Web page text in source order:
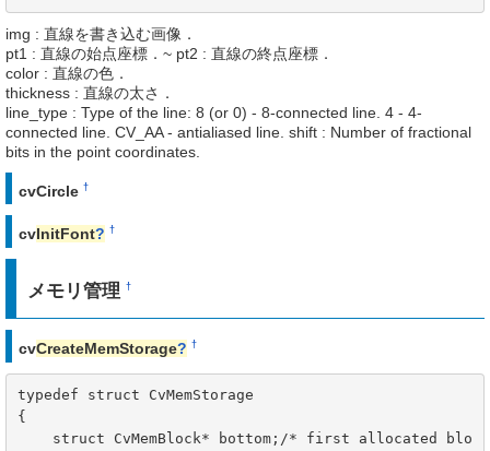
img : 直線を書き込む画像．
pt1 : 直線の始点座標．~ pt2 : 直線の終点座標．
color : 直線の色．
thickness : 直線の太さ．
line_type : Type of the line: 8 (or 0) - 8-connected line. 4 - 4-
connected line. CV_AA - antialiased line. shift : Number of fractional
bits in the point coordinates.
cvCircle †
cvInitFont? †
メモリ管理†
cvCreateMemStorage? †
typedef struct CvMemStorage
{